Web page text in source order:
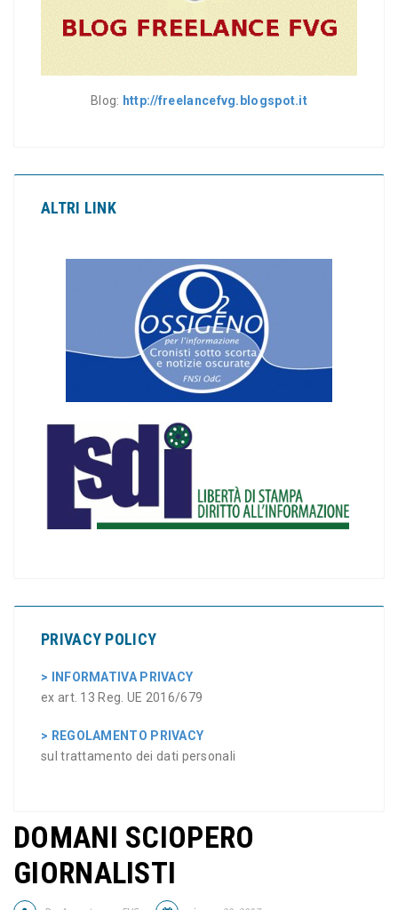
Blog: http://freelancefvg.blogspot.it
ALTRI LINK
PRIVACY POLICY
> INFORMATIVA PRIVACY
ex art. 13 Reg. UE 2016/679
> REGOLAMENTO PRIVACY
sul trattamento dei dati personali
DOMANI SCIOPERO
GIORNALISTI